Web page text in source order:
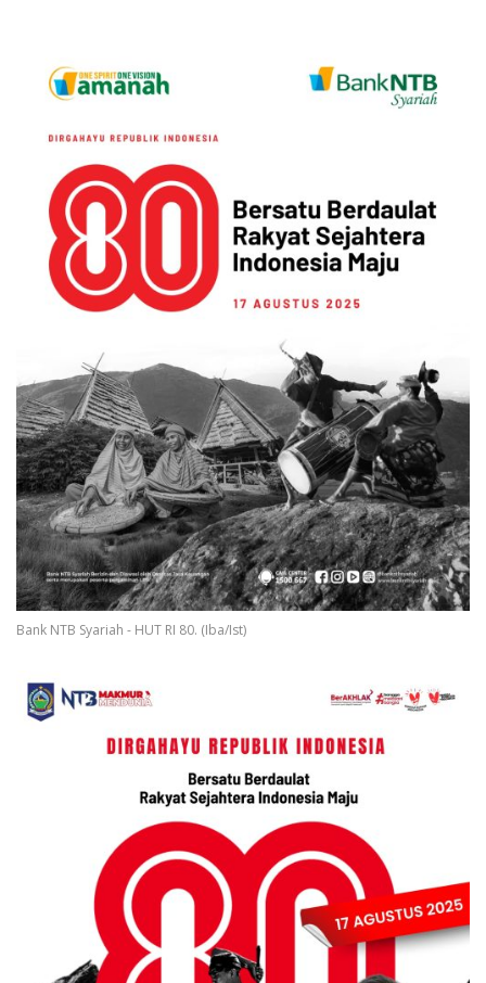
Bank NTB Syariah - HUT RI 80. (Iba/Ist)